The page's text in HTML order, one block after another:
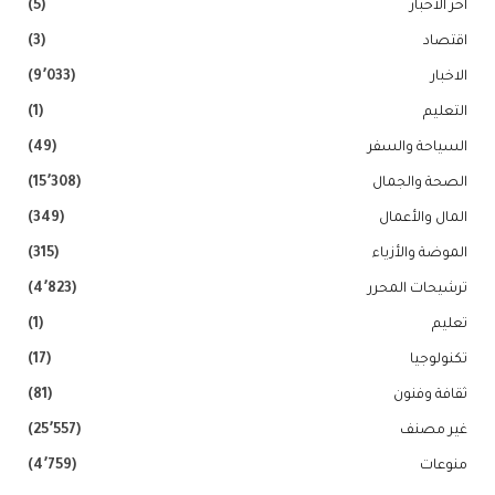
اخر الاخبار (5)
اقتصاد (3)
الاخبار (9٬033)
التعليم (1)
السياحة والسفر (49)
الصحة والجمال (15٬308)
المال والأعمال (349)
الموضة والأزياء (315)
ترشيحات المحرر (4٬823)
تعليم (1)
تكنولوجيا (17)
ثقافة وفنون (81)
غير مصنف (25٬557)
منوعات (4٬759)